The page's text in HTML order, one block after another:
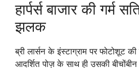
हार्पर्स बाजार की गर्म
झलक
ब्री लार्सन के इंस्टाग्राम पर फोटोशूट
आदर्शित पोज़ के साथ ही उसकी बीचोंबीन